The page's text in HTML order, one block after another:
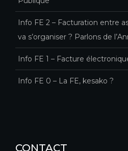
Info FE 2 – Facturation entre
va s’organiser ? Parlons de
Info FE 1 – Facture
Info FE 0 – La FE, kesako ?
CONTACT